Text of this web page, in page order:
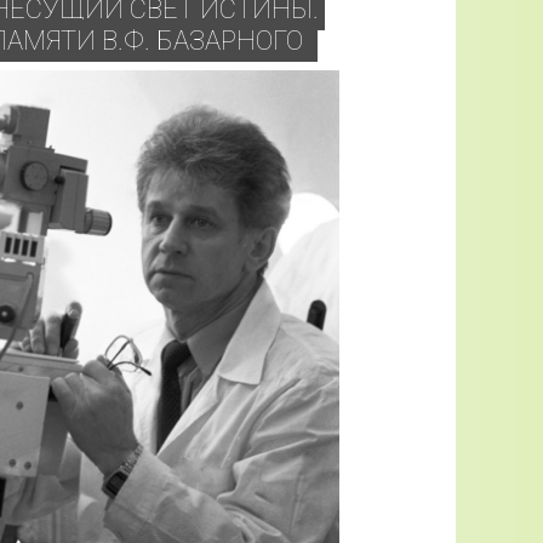
СВЕТ ИСТИНЫ.
В.Ф. БАЗАРНОГО